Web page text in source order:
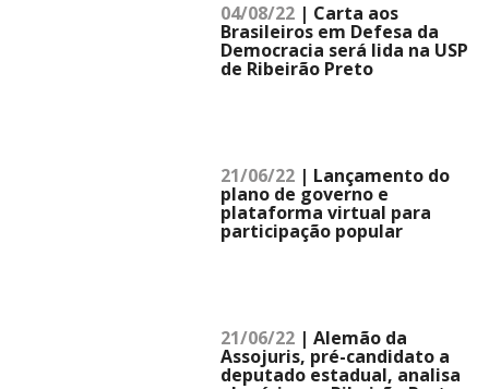
04/08/22 | Carta aos
Brasileiros em Defesa da
Democracia será lida na USP
de Ribeirão Preto
21/06/22 | Lançamento do
plano de governo e
plataforma virtual para
participação popular
21/06/22 | Alemão da
Assojuris, pré-candidato a
deputado estadual, analisa